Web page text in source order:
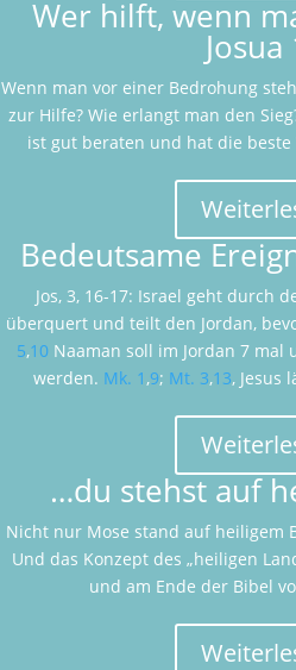
Wer hilft, wenn
Josua
Wenn man vor einer Bedrohung
zur Hilfe? Wie erlangt man den
ist gut beraten und hat die
Bedeutsame
Jos, 3, 16-17: Israel geht durch
überquert und teilt den Jordan,
5,10 Naaman soll im Jordan 7
werden. Mk. 1 ,9; Mt. 3,13, Jesus
…du stehst auf
Nicht nur Mose stand auf heiligem
Und das Konzept des „heiligen
und am Ende der Bibel